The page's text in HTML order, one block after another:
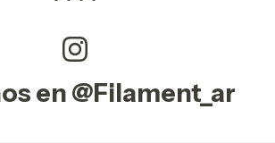
en @Filament_ar